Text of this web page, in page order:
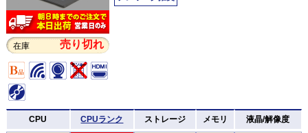
在庫 売り切れ
CPU CPUランク ストレージ メモリ 液晶/解像度